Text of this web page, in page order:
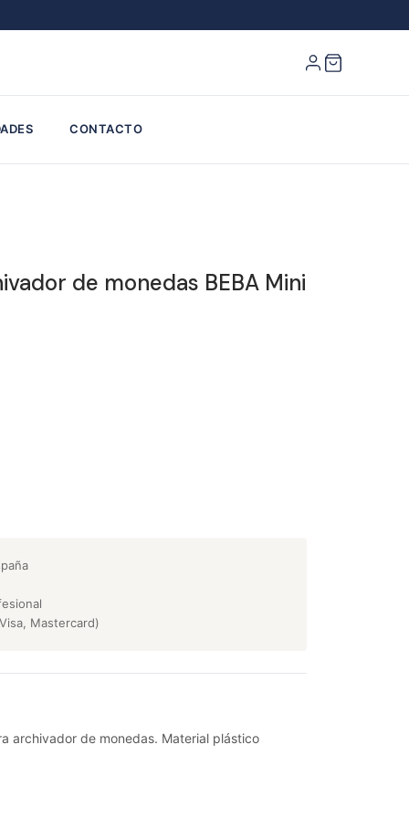
CONTACTO
de monedas BEBA Mini
Mastercard)
archivador de monedas. Material plástico